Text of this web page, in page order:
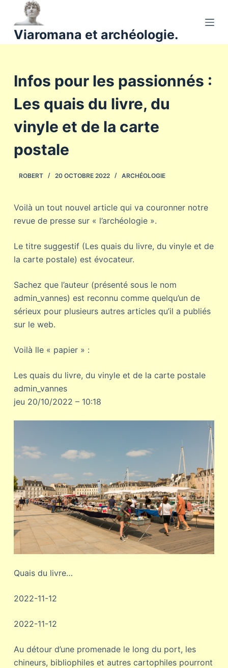
a
o
Viaromana et archéologie.
Infos pour les passionnés :
Les quais du livre, du
vinyle et de la carte
postale
ROBERT 20 OCTOBRE 2022 ARCHÉOLOGIE
Voilà un tout nouvel article qui va couronner notre
revue de presse sur « l’archéologie ».
Le titre suggestif (Les quais du livre, du vinyle et de
la carte postale) est évocateur.
Sachez que l’auteur (présenté sous le nom
admin_vannes) est reconnu comme quelqu’un de
sérieux pour plusieurs autres articles qu’il a publiés
sur le web.
Voilà lle « papier » :
Les quais du livre, du vinyle et de la carte postale
admin_vannes
jeu 20/10/2022 – 10:18
Quais du livre…
2022-11-12
2022-11-12
Au détour d’une promenade le long du port, les
chineurs, bibliophiles et autres cartophiles pourront